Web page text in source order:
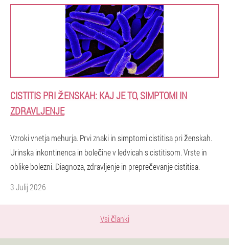
CISTITIS PRI ŽENSKAH: KAJ JE TO, SIMPTOMI IN
ZDRAVLJENJE
Vzroki vnetja mehurja. Prvi znaki in simptomi cistitisa pri ženskah.
Urinska inkontinenca in bolečine v ledvicah s cistitisom. Vrste in
oblike bolezni. Diagnoza, zdravljenje in preprečevanje cistitisa.
3 Julij 2026
Vsi članki